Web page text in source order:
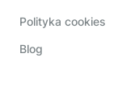
Polityka cookies
Blog